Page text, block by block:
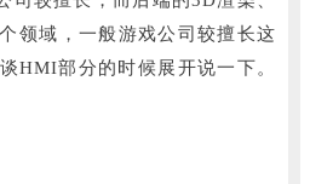
领域，一般游戏公司较擅长这
HMI部分的时候展开说一下。